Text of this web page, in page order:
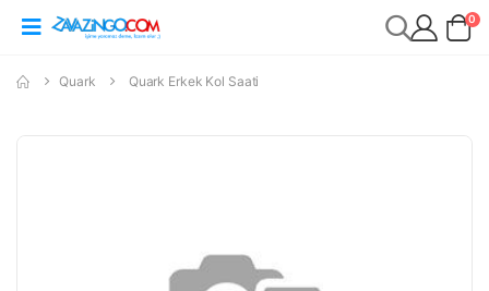
0
Quark Quark Erkek Kol Saati